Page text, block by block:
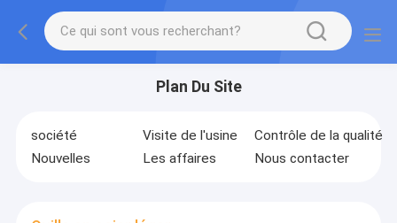
Plan Du Site
société Visite de l'usine
Contrôle de la qualité
Nouvelles
Les affaires Nous contacter